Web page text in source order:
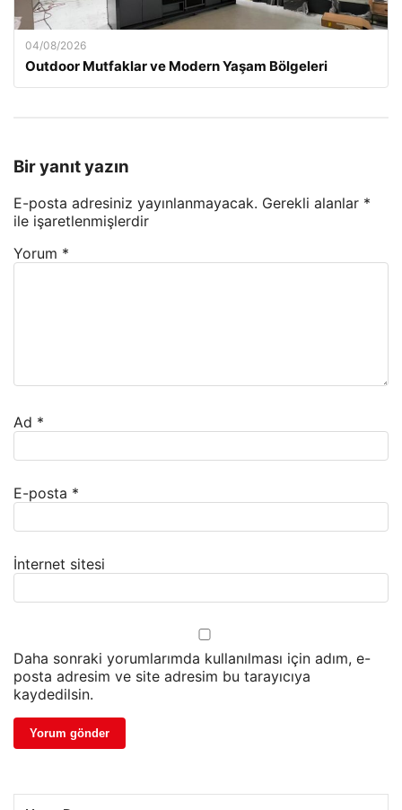
04/08/2026
Outdoor Mutfaklar ve Modern Yaşam Bölgeleri
Bir yanıt yazın
E-posta adresiniz yayınlanmayacak. Gerekli alanlar *
ile işaretlenmişlerdir
Yorum *
Ad *
E-posta *
İnternet sitesi
Daha sonraki yorumlarımda kullanılması için adım, e-
posta adresim ve site adresim bu tarayıcıya
kaydedilsin.